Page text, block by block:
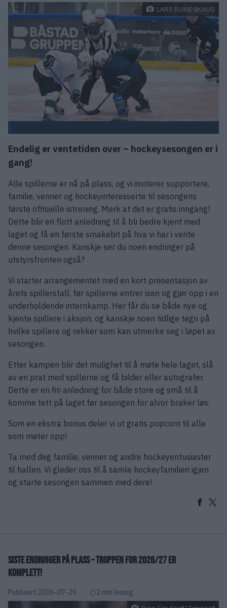
LARS RUNE SKAUG
Endelig er ventetiden over – hockeysesongen er i
gang!
Alle spillerne er nå på plass, og vi inviterer supportere,
familie, venner og hockeyinteresserte til sesongens
første offisielle istrening. Merk at det er gratis inngang!
Dette blir en flott anledning til å bli bedre kjent med
laget og få en første smakebit på hva vi har i vente
denne sesongen. Kanskje ser du noen endringer på
utstyrsfronten også?
Vi starter arrangementet med en kort presentasjon av
årets spillerstall, før spillerne entrer isen og gjør opp i en
underholdende internkamp. Her får du se både nye og
kjente spillere i aksjon, og kanskje noen tidlige tegn på
hvilke spillere og rekker som kan utmerke seg i løpet av
sesongen.
Etter kampen blir det mulighet til å møte hele laget, slå
av en prat med spillerne og få bilder eller autografer.
Dette er en fin anledning for både store og små til å
komme tett på laget før sesongen for alvor braker løs.
Som en ekstra bonus deler vi ut gratis popcorn til alle
som møter opp!
Ta med deg familie, venner og andre hockeyentusiaster
til hallen. Vi gleder oss til å samle hockeyfamilien igjen
og starte sesongen sammen med dere!
SISTE ENDRINGER PÅ PLASS – TROPPEN FOR 2026/27 ER
KOMPLETT!
Publisert:2026-07-29 2 min lesing